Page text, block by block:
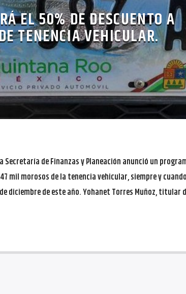
EL 50% DE DESCUENTO A
TENENCIA VEHICULAR.
Secretaría de Finanzas y Planeación anunció un
mil morosos de la tenencia vehicular, siempre y cuando
diciembre de este año. Yohanet Torres Muñoz, titular